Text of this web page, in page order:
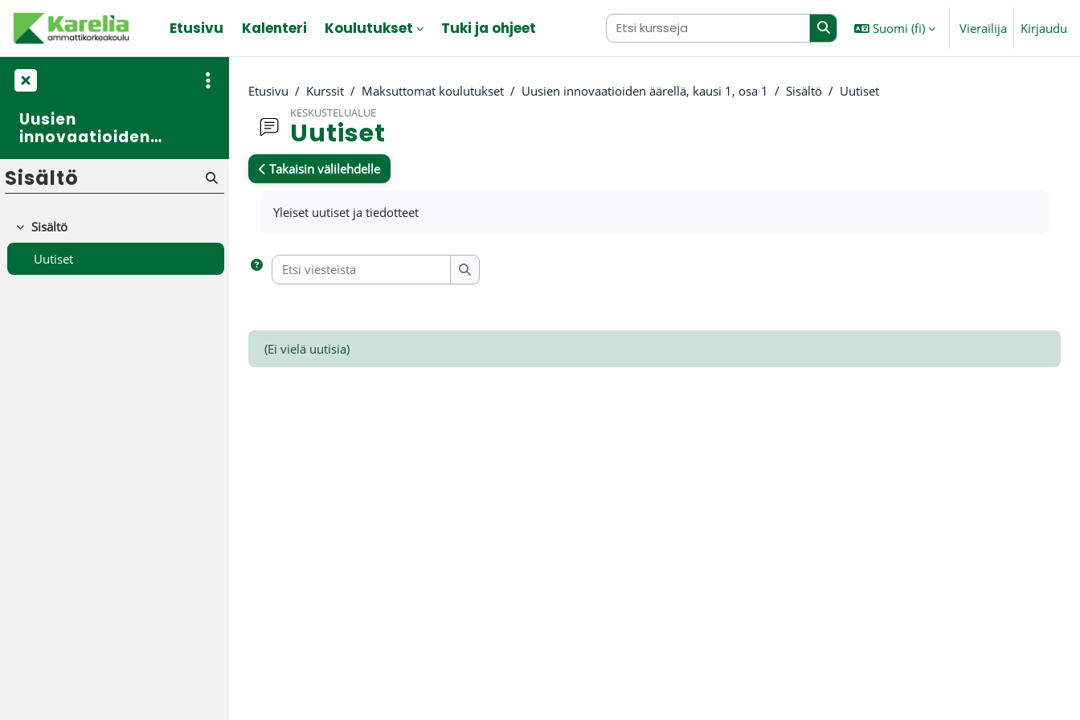
Etusivu Kalenteri Koulutukset Tuki ja ohjeet Suomi ‎(fi)‎ Vierailija Kirjaudu
Etusivu Kurssit Maksuttomat koulutukset Uusien innovaatioiden äärellä, kausi 1, osa 1 Sisältö Uutiset
KESKUSTELUALUE
Uutiset
Takaisin välilehdelle
Yleiset uutiset ja tiedotteet
Etsi viesteistä
Etsi viesteistä
(Ei vielä uutisia)
Uusien
innovaatioiden
äärellä – Pintaa
syvemmälle
podcast-sarja, kausi
Sisältö
Tiivistä
Sisältö
Uutiset